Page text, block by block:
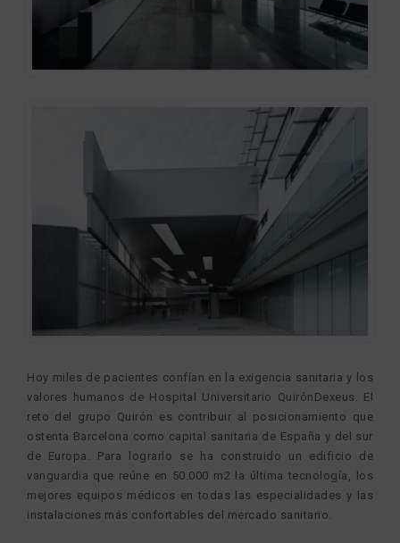
Hoy miles de pacientes confían en la exigencia sanitaria y los
valores humanos de Hospital Universitario QuirónDexeus. El
reto del grupo Quirón es contribuir al posicionamiento que
ostenta Barcelona como capital sanitaria de España y del sur
de Europa. Para lograrlo se ha construido un edificio de
vanguardia que reúne en 50.000 m2 la última tecnología, los
mejores equipos médicos en todas las especialidades y las
instalaciones más confortables del mercado sanitario.